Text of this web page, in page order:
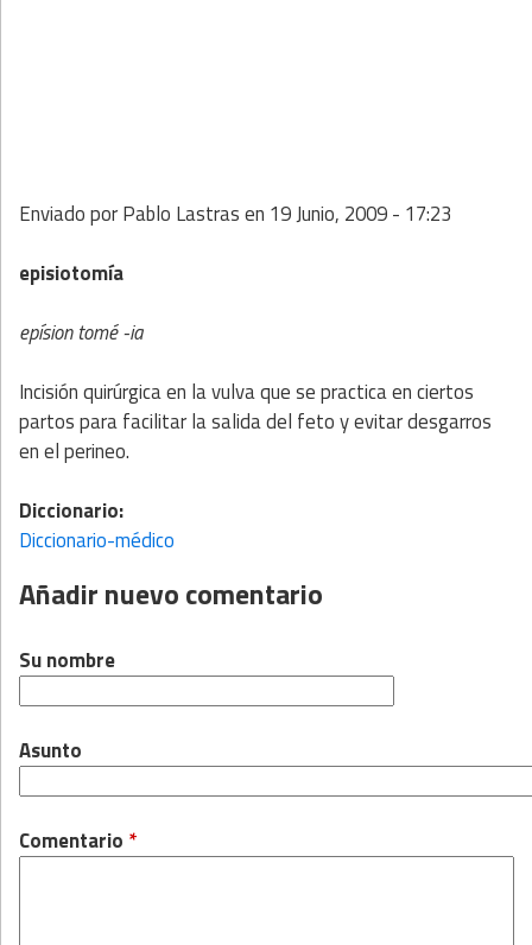
Enviado porPablo Lastrasen 19 Junio, 2009 - 17:23
episiotomía
epísion tomé -ia
Incisión quirúrgica en la vulva que se practica en ciertos
partos para facilitar la salida del feto y evitar desgarros
en el perineo.
Diccionario:
Diccionario-médico
Añadir nuevo comentario
Su nombre
Asunto
Comentario *